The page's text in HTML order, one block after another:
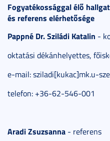
Fogyatékossággal élő
és referens elérhetősége
Pappné Dr. Sziládi Katalin -
oktatási dékánhelyettes,
e-mail: sziladi[kukac]mk.u-
telefon: +36-62-546-001
Aradi Zsuzsanna - referens